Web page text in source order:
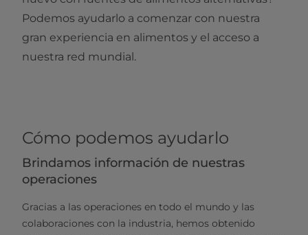
Podemos ayudarlo a comenzar con nuestra
gran experiencia en alimentos y el acceso a
nuestra red mundial.
Cómo podemos ayudarlo
Brindamos información de nuestras
operaciones
Gracias a las operaciones en todo el mundo y las
colaboraciones con la industria, hemos obtenido